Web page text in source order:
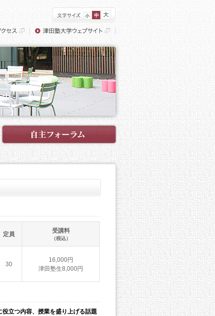
定員 受講料
（税込）
30
16,000円
津田塾生8,000円
立つ内容、授業を盛り上げる話題